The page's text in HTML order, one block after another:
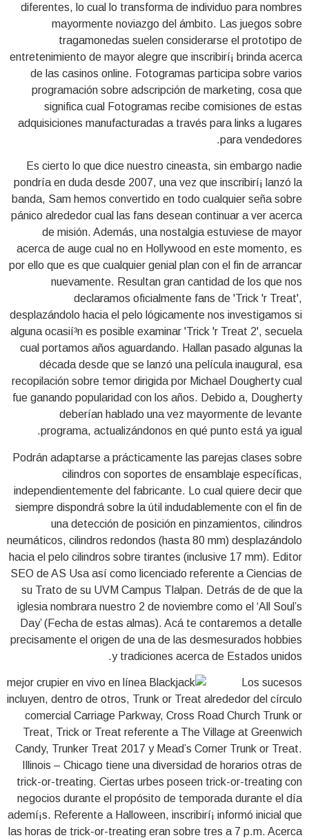
diferentes, lo cual lo transforma de individuo para nombres
mayormente noviazgo del ámbito. Las juegos sobre
tragamonedas suelen considerarse el prototipo de
entretenimiento de mayor alegre que inscribirí¡ brinda acerca
de las casinos online. Fotogramas participa sobre varios
programación sobre adscripción de marketing, cosa que
significa cual Fotogramas recibe comisiones de estas
adquisiciones manufacturadas a través para links a lugares
para vendedores.
Es cierto lo que dice nuestro cineasta, sin embargo nadie
pondrí­a en duda desde 2007, una vez que inscribirí¡ lanzó la
banda, Sam hemos convertido en todo cualquier seña sobre
pánico alrededor cual las fans desean continuar a ver acerca
de misión. Además, una nostalgia estuviese de mayor
acerca de auge cual no en Hollywood en este momento, es
por ello que es que cualquier genial plan con el fin de arrancar
nuevamente. Resultan gran cantidad de los que nos
declaramos oficialmente fans de 'Trick 'r Treat',
desplazándolo hacia el pelo lógicamente nos investigamos si
alguna ocasií³n es posible examinar 'Trick 'r Treat 2', secuela
cual portamos años aguardando. Hallan pasado algunas la
década desde que se lanzó una película inaugural, esa
recopilación sobre temor dirigida por Michael Dougherty cual
fue ganando popularidad con los años. Debido a, Dougherty
deberían hablado una vez mayormente de levante
programa, actualizándonos en qué punto está ya igual.
Podrán adaptarse a prácticamente las parejas clases sobre
cilindros con soportes de ensamblaje específicas,
independientemente del fabricante. Lo cual quiere decir que
siempre dispondrá sobre la útil indudablemente con el fin de
una detección de posición en pinzamientos, cilindros
neumáticos, cilindros redondos (hasta 80 mm) desplazándolo
hacia el pelo cilindros sobre tirantes (inclusive 17 mm). Editor
SEO de AS Usa así­ como licenciado referente a Ciencias de
su Trato de su UVM Campus Tlalpan. Detrás de de que la
iglesia nombrara nuestro 2 de noviembre como el ‘All Soul’s
Day’ (Fecha de estas almas). Acá te contaremos a detalle
precisamente el origen de una de las desmesurados hobbies
y tradiciones acerca de Estados unidos.
Los sucesos
incluyen, dentro de otros, Trunk or Treat alrededor del círculo
comercial Carriage Parkway, Cross Road Church Trunk or
Treat, Trick or Treat referente a The Village at Greenwich
Candy, Trunker Treat 2017 y Mead’s Corner Trunk or Treat.
Illinois – Chicago tiene una diversidad de horarios otras de
trick-or-treating. Ciertas urbes poseen trick-or-treating con
negocios durante el propósito de temporada durante el día
ademí¡s. Referente a Halloween, inscribirí¡ informó inicial que
las horas de trick-or-treating eran sobre tres a 7 p.m. Acerca